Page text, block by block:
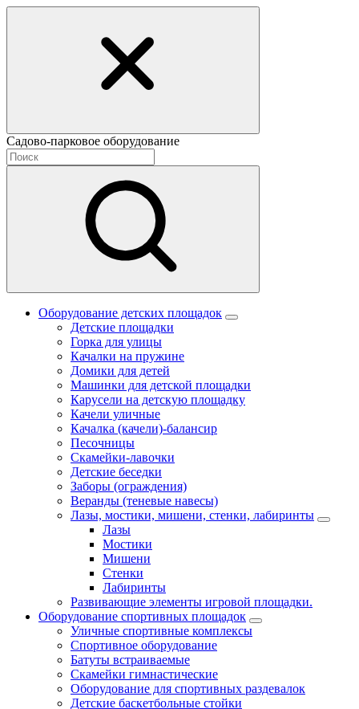
Садово-парковое оборудование
Оборудование детских площадок
Детские площадки
Горка для улицы
Качалки на пружине
Домики для детей
Машинки для детской площадки
Карусели на детскую площадку
Качели уличные
Качалка (качели)-балансир
Песочницы
Скамейки-лавочки
Детские беседки
Заборы (ограждения)
Веранды (теневые навесы)
Лазы, мостики, мишени, стенки, лабиринты
Лазы
Мостики
Мишени
Стенки
Лабиринты
Развивающие элементы игровой площадки.
Оборудование спортивных площадок
Уличные спортивные комплексы
Спортивное оборудование
Батуты встраиваемые
Скамейки гимнастические
Оборудование для спортивных раздевалок
Детские баскетбольные стойки